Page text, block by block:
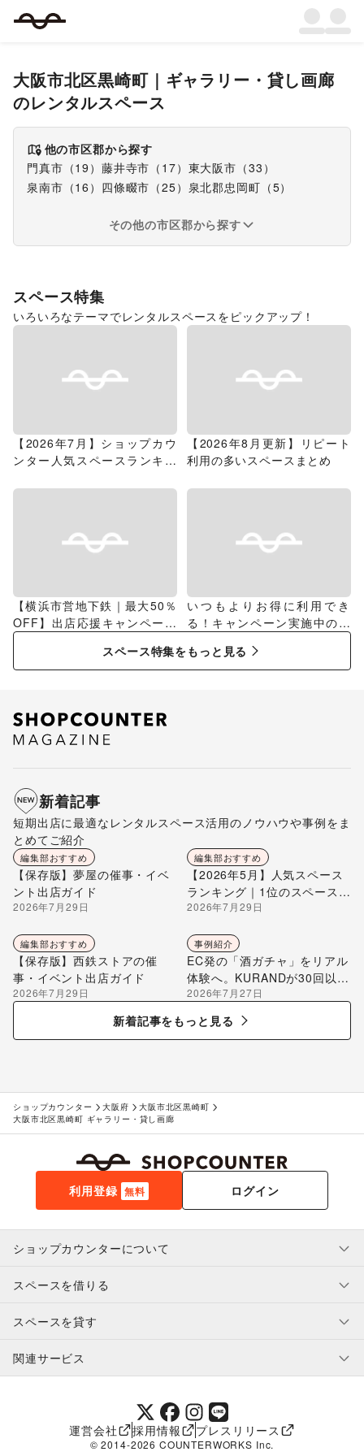
大阪市北区黒崎町｜ ギャラリー・貸し画廊
のレンタルスペース
他の市区郡から探す
門真市 （19 ） 藤井寺市 （ 17） 東大阪市 （33 ）
泉南市 （16 ） 四條畷市 （25） 泉北郡忠岡町 （5）
その他の市区郡から探す
スペース特集
いろいろなテーマでレンタルスペースをピックアップ！
【2026年7月】ショップカウ
ンター人気スペースランキン
【2026年8月更新】リピート
利用の多いスペースまとめ
【横浜市営地下鉄｜最大50％
OFF】出店応援キャンペーン
特集
いつもよりお得に利用でき
る！キャンペーン実施中のス
スペース特集をもっと見る
新着記事
短期出店に最適なレンタルスペース活用のノウハウや事例をま
とめてご紹介
編集部おすすめ
【保存版】夢屋の催事・イベ
ント出店ガイド
2026年7月29日
編集部おすすめ
【2026年5月】人気スペース
ランキング｜1位のスペースを
編集部が解説
2026年7月29日
編集部おすすめ
【保存版】西鉄ストアの催
事・イベント出店ガイド
2026年7月29日
事例紹介
EC発の「酒ガチャ」をリアル
体験へ。KURANDが30回以上
のポップアップ出店で届け
る“新しいお酒との出会い”
2026年7月27日
新着記事をもっと見る
ショップカウンター 大阪府
大阪市北区黒崎町
大阪市北区黒崎町 ギャラリー・貸し画廊
利用登録 無料 ログイン
ショップカウンターについて
利用規約・ガイドライン
特定商取引法に基づく表示
補償プログラム
スペースを借りる
スペースを借りたい人へ
ユーザー利用規約
提携パートナー
スペースを貸す
スペースを貸したい方へ
オーナー利用規約
関連サービス
SHOPCOUNTER MAGAZINE
ショップカウンターエンタープライズ
ショップカウンター常設
運営会社 採用情報 プレスリリース
© 2014-2026 COUNTERWORKS Inc.